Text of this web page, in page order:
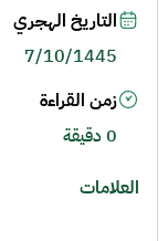
التاريخ الهجري
7/10/1445
زمن القراءة
0 دقيقة
العلامات